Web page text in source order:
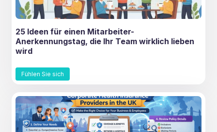
25 Ideen für einen Mitarbeiter-
Anerkennungstag, die Ihr Team wirklich lieben
wird
Fühlen Sie sich